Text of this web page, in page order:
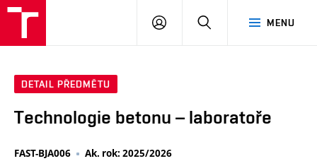
MENU
PŘIHLÁSIT
DETAIL PŘEDMĚTU
Technologie betonu – laboratoře
FAST-BJA006 Ak. rok: 2025/2026